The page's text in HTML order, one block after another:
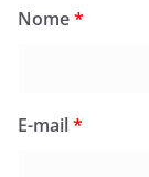
Nome*
E-mail*